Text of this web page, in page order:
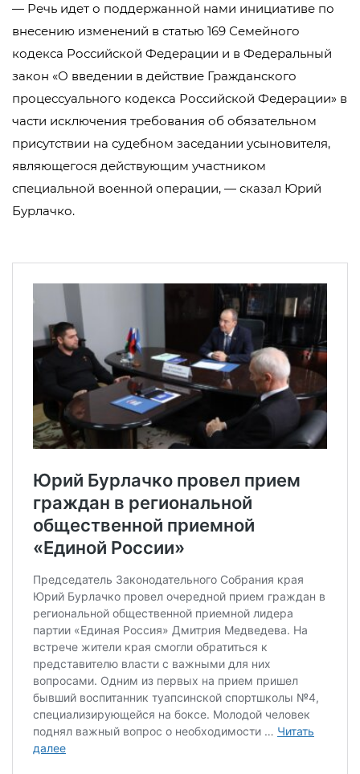
— Речь идет о поддержанной нами инициативе по
внесению изменений в статью 169 Семейного
кодекса Российской Федерации и в Федеральный
закон «О введении в действие Гражданского
процессуального кодекса Российской Федерации» в
части исключения требования об обязательном
присутствии на судебном заседании усыновителя,
являющегося действующим участником
специальной военной операции, — сказал Юрий
Бурлачко.